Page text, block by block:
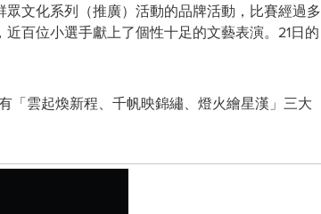
文化系列（推廣）活動的品牌活動，比賽經過多
百位小選手獻上了個性十足的文藝表演。21日的
「雲起煥新程、千帆映錦繡、燈火繪星漢」三大